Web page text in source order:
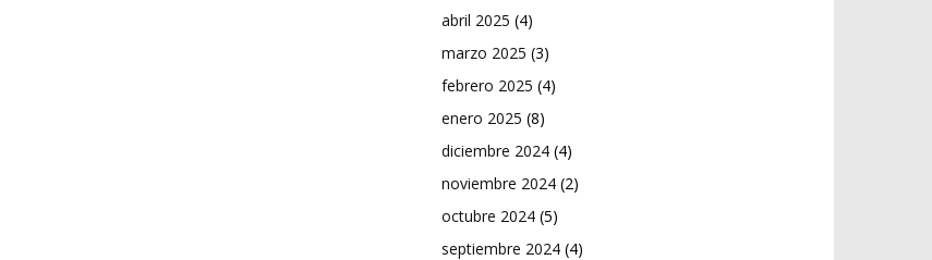
abril 2025 (4)
marzo 2025 (3)
febrero 2025 (4)
enero 2025 (8)
diciembre 2024 (4)
noviembre 2024 (2)
octubre 2024 (5)
septiembre 2024 (4)